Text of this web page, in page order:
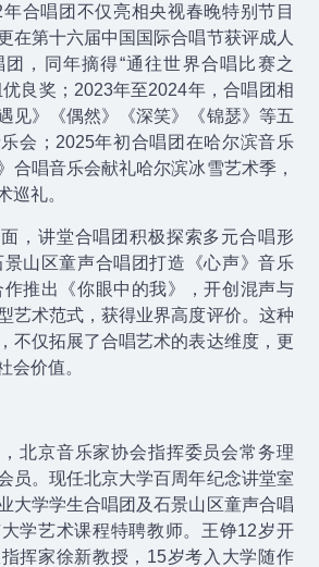
合唱团不仅亮相央视春晚特别节目
在第十六届中国国际合唱节获评成人
，同年摘得“通往世界合唱比赛之
优良奖；2023年至2024年，合唱团相
见》《偶然》《深笑》《锦瑟》等五
会；2025年初合唱团在哈尔滨音乐
合唱音乐会献礼哈尔滨冰雪艺术季，
巡礼。
，讲堂合唱团积极探索多元合唱形
山区童声合唱团打造《心声》音乐
推出《你眼中的我》，开创混声与
艺术范式，获得业界高度评价。这种
不仅拓展了合唱艺术的表达维度，更
会价值。
北京音乐家协会指挥委员会常务理
员。现任北京大学百周年纪念讲堂室
大学学生合唱团及石景山区童声合唱
学艺术课程特聘教师。王铮12岁开
挥家徐新教授，15岁考入大学随作